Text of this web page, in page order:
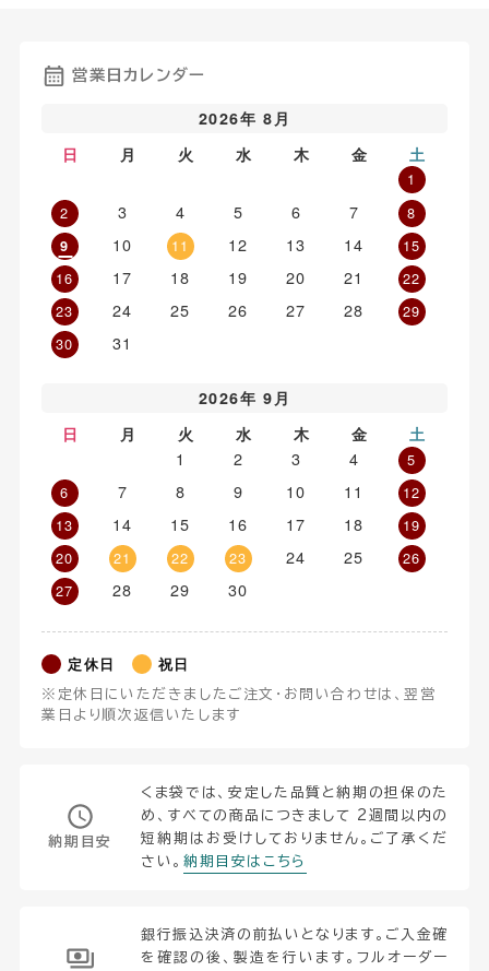
営業日カレンダー
2026年 8月
日
月 火 水 木 金 土
1
2
3 4 5 6 7 8
9 10 11 12 13 14
15
16
17 18 19 20 21
22
23
24 25 26 27 28
29
30
31
2026年 9月
日
月 火 水 木 金 土
1 2 3 4
5
6
7 8 9 10 11
12
13
14 15 16 17 18
19
20
21 22 23 24 25
26
27
28 29 30
定休日 祝日
※定休日にいただきましたご注文・お問い合わせは、翌営
業日より順次返信いたします
納期目安
くま袋では、安定した品質と納期の担保のた
め、すべての商品につきまして 2週間以内の
短納期はお受けしておりません。ご了承くだ
さい。納期目安はこちら
銀行振込決済の前払いとなります。ご入金確
を確認の後、製造を行います。フルオーダー